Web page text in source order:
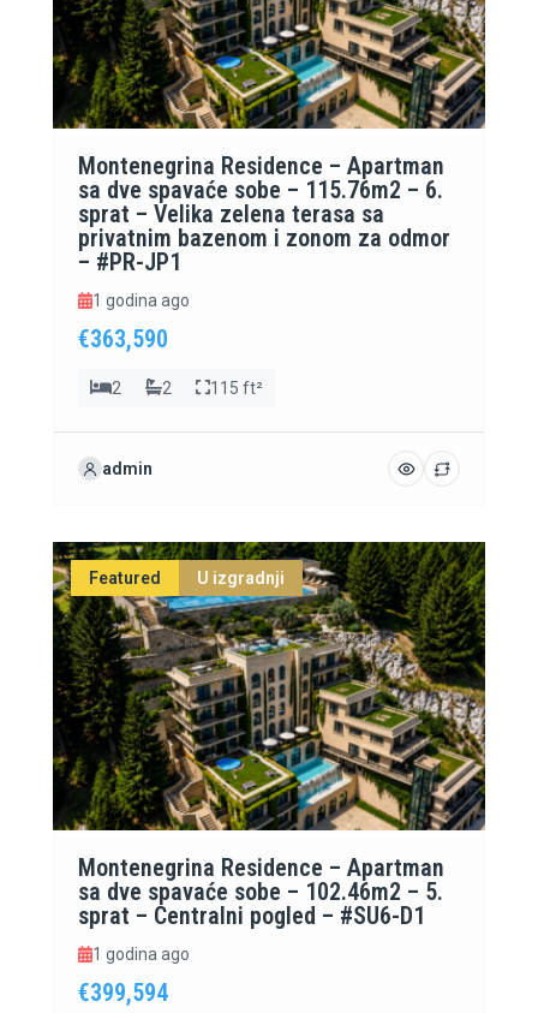
Montenegrina Residence – Apartman
sa dve spavaće sobe – 115.76m2 – 6.
sprat – Velika zelena terasa sa
privatnim bazenom i zonom za odmor
– #PR-JP1
1 godina ago
€363,590
2 2 115 ft²
admin
Featured U izgradnji
Montenegrina Residence – Apartman
sa dve spavaće sobe – 102.46m2 – 5.
sprat – Centralni pogled – #SU6-D1
1 godina ago
€399,594